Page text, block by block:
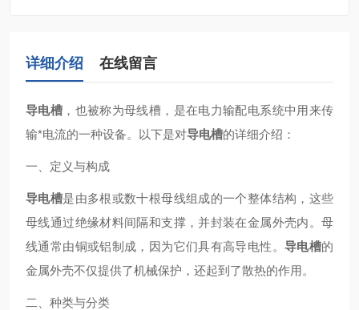
详细介绍 在线留言
导电槽 ，也被称为母线槽，是在电力输配电系统中用来传
输*电流的一种设备。以下是对导电槽的详细介绍：
一、定义与构成
导电槽是由多根或数十根母线组成的一个整体结构，这些
母线通过绝缘材料间隔和支撑，并封装在金属外壳内。母
线通常由铜或铝制成，因为它们具有高导电性。 导电槽的
金属外壳不仅提供了机械保护，还起到了散热的作用。
二、种类与分类